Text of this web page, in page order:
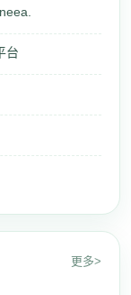
台
更多>